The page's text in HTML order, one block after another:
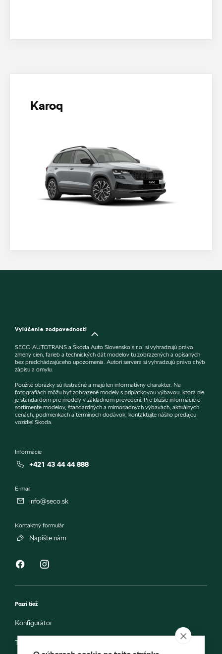
Karoq
Vylúčenie zodpovednosti
SECO AUTOTRANS a Škoda Auto Slovensko s.r.o. si vyhradzujú právo
zmeny cien, farieb a technických dát modelov tu zobrazených a opísaných
bez predchádzajúceho upozornenia. Autori servera si vyhradzujú právo chýb
zápisu a omylu.
Použité obrázky sú ilustračné a majú len informatívny charakter. Na
fotografiách môžu byť zobrazené modely s príplatkovou výbavou, ktorá nie
je štandardom pre modely v základnom prevedení. Pre bližšie informácie o
sortimente modelov, štandardných a mimoriadnych výbavách, aktuálnych
cenách, podmienkach a termínoch dodávok, kontaktujte nášho predajcu
vozidiel Škoda.
Informácie
+421 43 44 44 888
E-mail
info@seco.sk
Kontaktný formulár
Napíšte nám
Pozri tiež
Konfigurátor
Testovacia jazda